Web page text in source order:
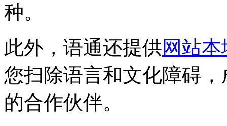
种。
此外，语通还提供网站
您扫除语言和文化障碍
的合作伙伴。